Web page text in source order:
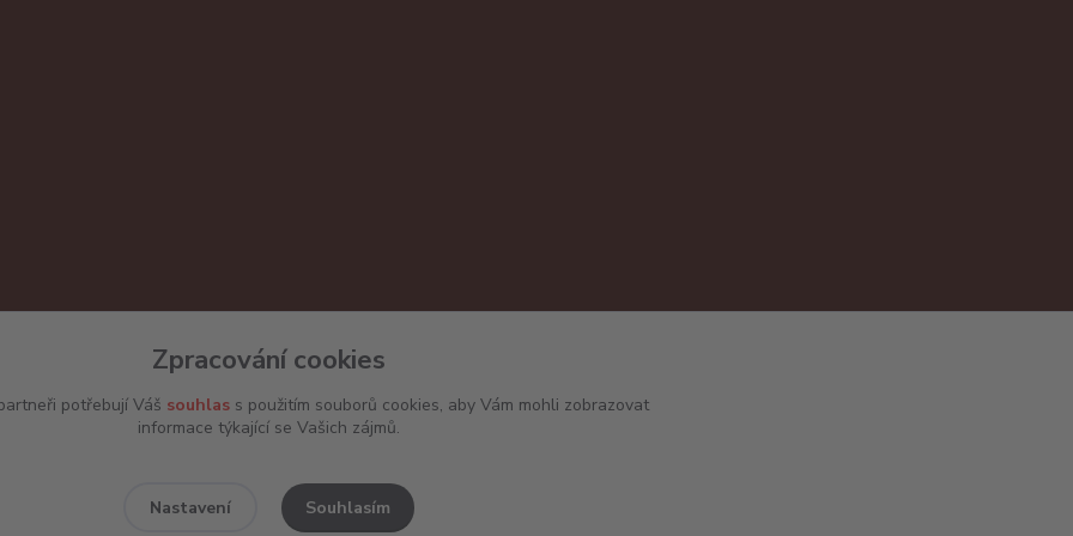
Zpracování cookies
potřebují Váš souhlass použitím souborů cookies, aby Vám mohli zobrazovat
informace týkající se Vašich zájmů.
Nastavení Souhlasím